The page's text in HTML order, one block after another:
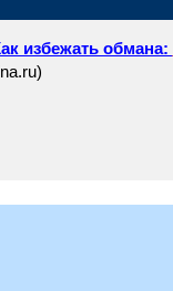
избежать обмана: